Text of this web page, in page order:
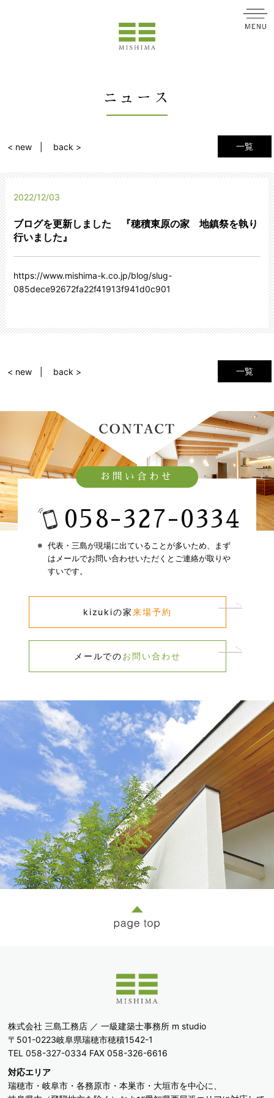
ニュース
一覧
< new back >
2022/12/03
ブログを更新しました 『穂積東原の家 地鎮祭を執り
行いました』
https://www.mishima-k.co.jp/blog/slug-
085dece92672fa22f41913f941d0c901
一覧
< new back >
お問い合わせ
058-327-0334​
代表・三島が現場に出ていることが多いため、​
まず
はメールでお問い合わせいただくとご連絡が取りや
すいです。​
kizukiの家​来場予約​
メールでの​お問い合わせ​
株式会社 三島工務店 ／ 一級建築士事務所 m studio
〒501-0223岐阜県瑞穂市穂積1542-1
TEL 058-327-0334 FAX 058-326-6616
対応エリア
瑞穂市・岐阜市・各務原市・本巣市・大垣市を中心に、